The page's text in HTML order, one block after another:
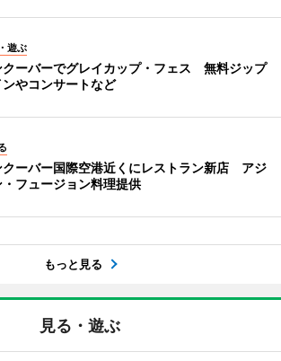
遊ぶ
クーバーでグレイカップ・フェス 無料ジップ
ンやコンサートなど
クーバー国際空港近くにレストラン新店 アジ
・フュージョン料理提供
もっと見る
見る・遊ぶ